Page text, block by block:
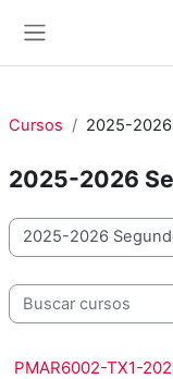
Cursos 2025-
2025-2026
Categorías
Buscar cursos
PMAR6002-TX1-